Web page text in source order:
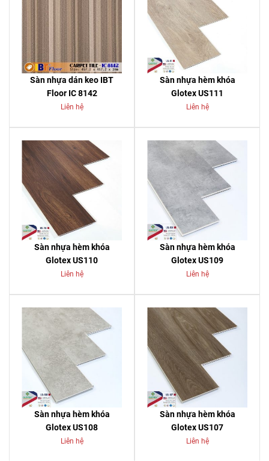
Sàn nhựa dán keo IBT
Floor IC 8142
Liên hệ
Sàn nhựa hèm khóa
Glotex US111
Liên hệ
Sàn nhựa hèm khóa
Glotex US110
Liên hệ
Sàn nhựa hèm khóa
Glotex US109
Liên hệ
Sàn nhựa hèm khóa
Glotex US108
Liên hệ
Sàn nhựa hèm khóa
Glotex US107
Liên hệ